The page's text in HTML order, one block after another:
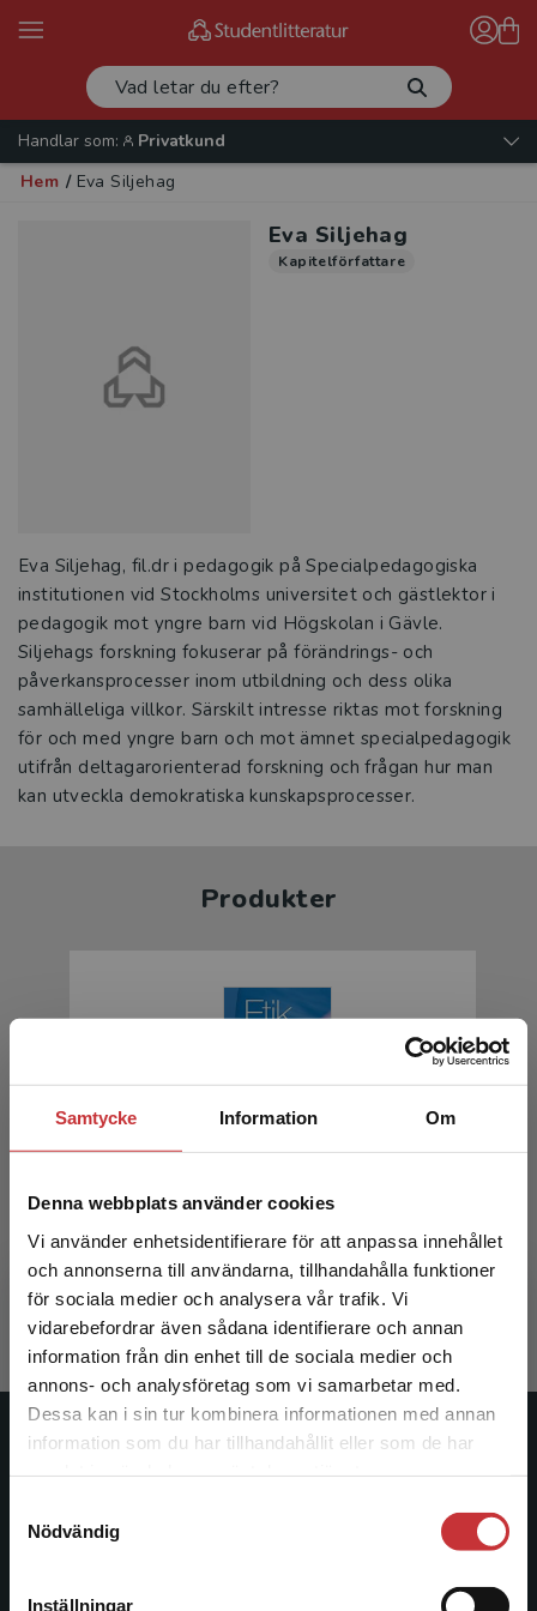
Samtycke Information Om
Denna webbplats använder cookies
Vi använder enhetsidentifierare för att anpassa innehållet
och annonserna till användarna, tillhandahålla funktioner
för sociala medier och analysera vår trafik. Vi
vidarebefordrar även sådana identifierare och annan
information från din enhet till de sociala medier och
annons- och analysföretag som vi samarbetar med.
Dessa kan i sin tur kombinera informationen med annan
information som du har tillhandahållit eller som de har
Nödvändig
Inställningar
Begränsad fraktregion
Det verkar som att du besöker
studentlitteratur.se via en enhet utanför Sverige.
Vi erbjuder inte leveranser utanför Sverige. För
att kunna slutföra ett köp måste
Handlar som:
Privatkund
Hem / Eva Siljehag
Eva Siljehag
Kapitelförfattare
Eva Siljehag, fil.dr i pedagogik på Specialpedagogiska
institutionen vid Stockholms universitet och gästlektor i
pedagogik mot yngre barn vid Högskolan i Gävle.
Siljehags forskning fokuserar på förändrings- och
påverkansprocesser inom utbildning och dess olika
samhälleliga villkor. Särskilt intresse riktas mot forskning
för och med yngre barn och mot ämnet specialpedagogik
utifrån deltagarorienterad forskning och frågan hur man
kan utveckla demokratiska kunskapsprocesser.
Produkter
Helldin, R - Sahlin, B (red.)
352 krinkl. moms
Exkl. moms: 332 kr
Studentlitteratur
Studentlitteratur grundades 1963 och är idag Sveriges
ledande utbildningsförlag. Med läromedel, kurslitteratur,
informationstjänster i utbudet, finns Studentlitteratur med